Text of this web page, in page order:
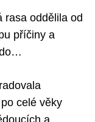
rasa oddělila od
příčiny a
celé věky
a